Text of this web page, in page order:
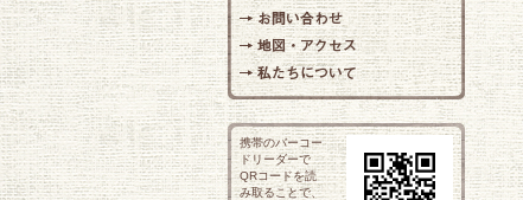
携帯のバーコー
ドリーダーで
QRコードを読
み取ることで、